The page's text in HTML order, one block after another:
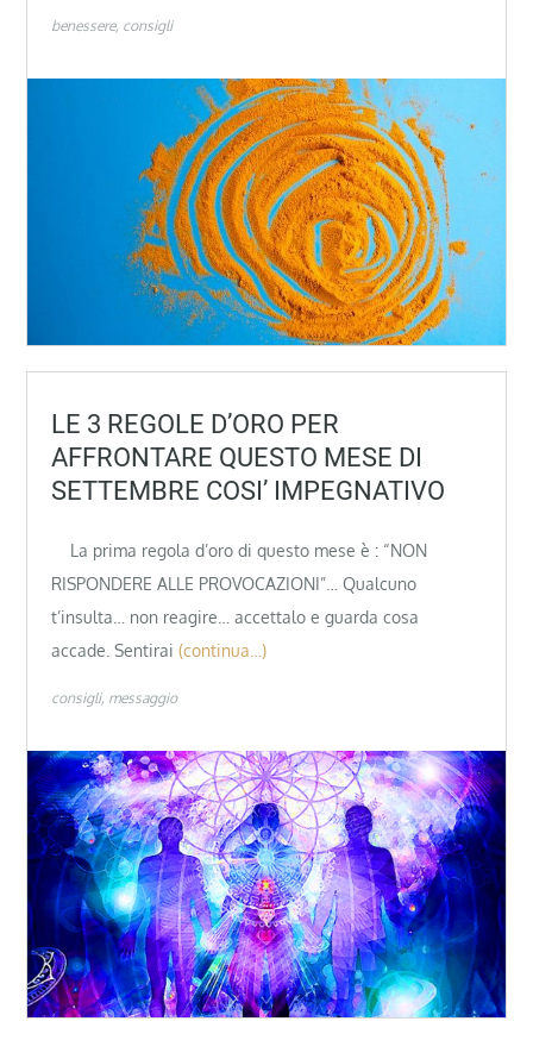
benessere consigli
LE 3 REGOLE D’ORO PER
AFFRONTARE QUESTO MESE DI
SETTEMBRE COSI’ IMPEGNATIVO
La prima regola d’oro di questo mese è : “NON
RISPONDERE ALLE PROVOCAZIONI”… Qualcuno
t’insulta… non reagire… accettalo e guarda cosa
accade. Sentirai (continua…)
consigli messaggio